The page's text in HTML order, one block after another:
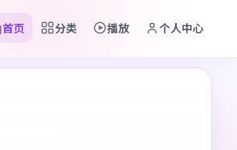
首页 分类 播放 个人中心